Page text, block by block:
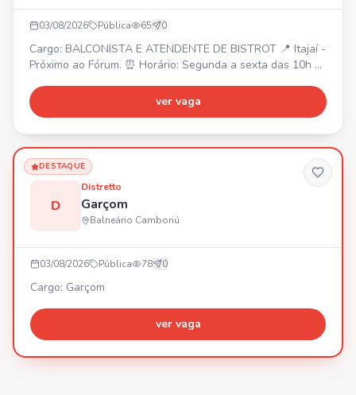
03/08/2026 Pública 65 0
Cargo: BALCONISTA E ATENDENTE DE BISTROT 📍 Itajaí -
Próximo ao Fórum. ⏰ Horário: Segunda a sexta das 10h às
Salário: R$ 2.550,00 (após 3 meses R$ 2.756,00).
Requisitos: - Ensino médio completo. - Facilidade para
Experiência com atendimento será um diferencial.
ver vaga
DESTAQUE
D
Distretto
Garçom
Balneário Camboriú
03/08/2026 Pública 78 0
Cargo: Garçom
ver vaga